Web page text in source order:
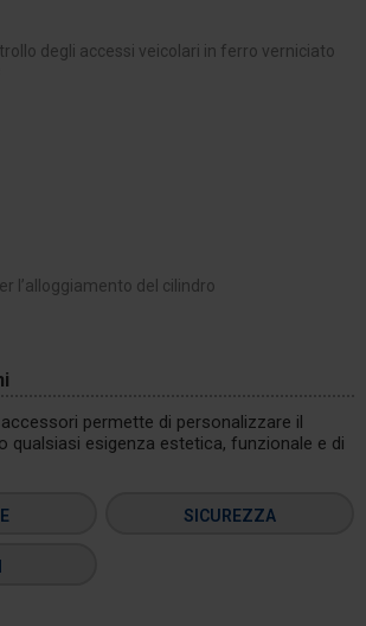
degli accessi veicolari in ferro verniciato
l’alloggiamento del cilindro
permette di personalizzare il
qualsiasi esigenza estetica, funzionale e di
SICUREZZA